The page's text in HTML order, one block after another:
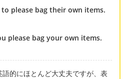
please bag their own items.
please bag your own items.
的にほとんど大丈夫ですが、表